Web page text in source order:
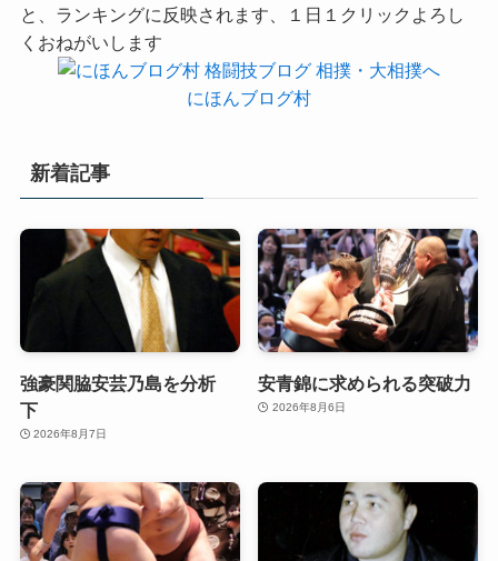
と、ランキングに反映されます、１日１クリックよろし
くおねがいします
にほんブログ村
新着記事
強豪関脇安芸乃島を分析
下
2026年8月7日
安青錦に求められる突破力
2026年8月6日